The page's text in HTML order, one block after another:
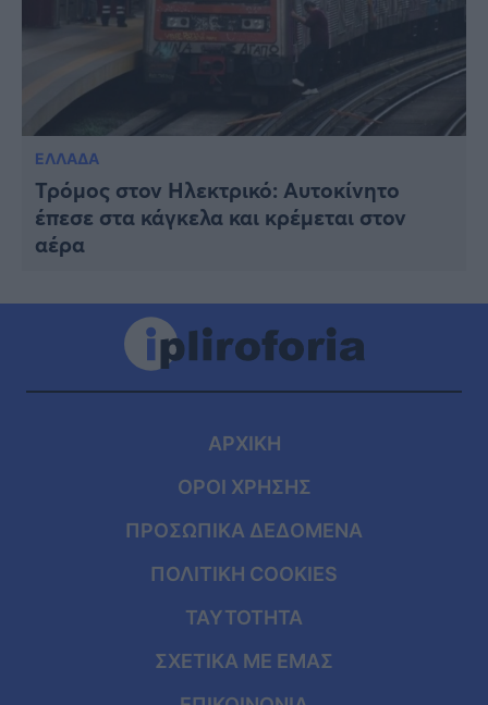
ΕΛΛΑΔΑ
Τρόμος στον Ηλεκτρικό: Αυτοκίνητο
έπεσε στα κάγκελα και κρέμεται στον
αέρα
ΑΡΧΙΚΗ
ΟΡΟΙ ΧΡΗΣΗΣ
ΠΡΟΣΩΠΙΚΑ ΔΕΔΟΜΕΝΑ
ΠΟΛΙΤΙΚΗ COOKIES
ΤΑΥΤΟΤΗΤΑ
ΣΧΕΤΙΚΑ ΜΕ ΕΜΑΣ